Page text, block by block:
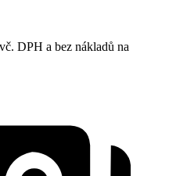
DPH a bez nákladů na